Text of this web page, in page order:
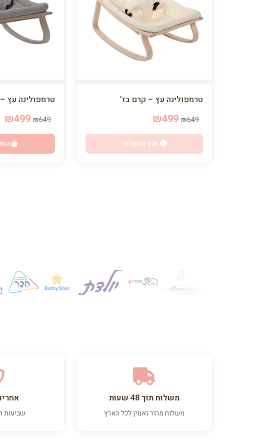
טרמפולינה עץ – קרם בז’
₪649
אזל מהמלאי
טרמפולינה עץ
₪649
₪499
משלוח תוך 48 שעות
משלוח מהיר ואמין לכל הארץ שביעות